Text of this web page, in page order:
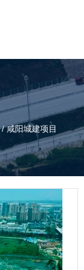
/咸阳城建项目